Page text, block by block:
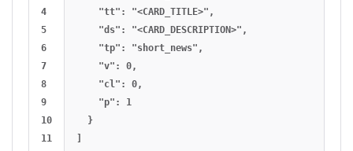
4
5
6
7
8
9
10
    "tt": "<CARD_TITLE>",
    "ds": "<CARD_DESCRIPTION>",
    "tp": "short_news",
    "v": 0,
    "cl": 0,
    "p": 1
  }